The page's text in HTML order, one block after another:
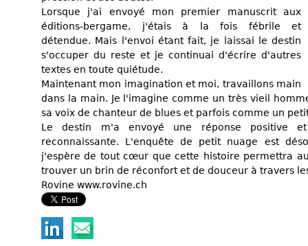
Lorsque j'ai envoyé mon premier manuscrit aux
éditions-bergame, j'étais à la fois fébrile et
détendue. Mais l'envoi étant fait, je laissai le destin
s'occuper du reste et je continuai d'écrire d'autres
textes en toute quiétude.
Maintenant mon imagination et moi, travaillons main
dans la main. Je l'imagine comme un très vieil
sa voix de chanteur de blues et parfois comme un
Le destin m'a envoyé une réponse positive
reconnaissante. L'enquête de petit nuage est
j'espère de tout cœur que cette histoire permettra
trouver un brin de réconfort et de douceur à travers
Rovine www.rovine.ch